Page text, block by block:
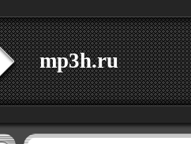
mp3h.ru